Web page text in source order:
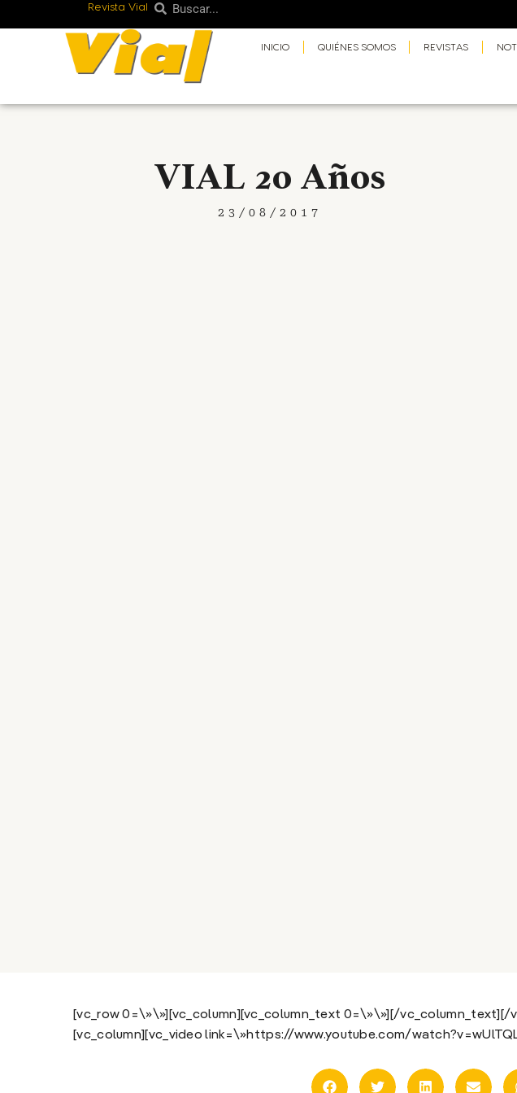
Revista Vial Buscar
Buscar
INICIO QUIÉNES SOMOS REVISTAS
VIAL 20 Años
23/08/2017
[vc_row 0=\»\»][vc_column][vc_column_text 0=\»\»][/vc_column_text][/
[vc_column][vc_video link=\»https://www.youtube.com/